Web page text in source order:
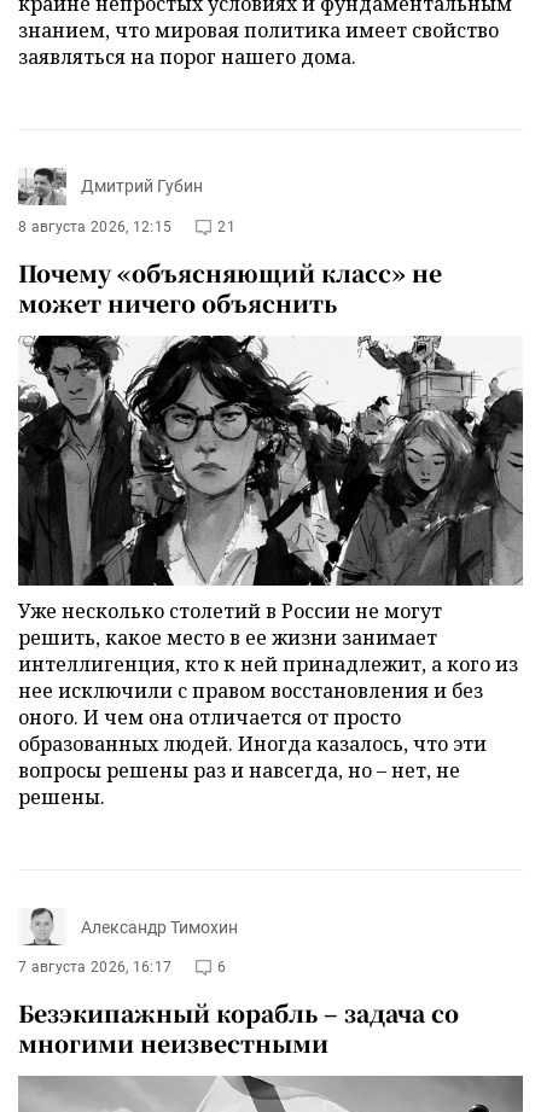
знанием, что мировая политика имеет свойство
заявляться на порог нашего дома.
Дмитрий Губин
8 августа 2026, 12:15 21
Почему «объясняющий класс» не
может ничего объяснить
Уже несколько столетий в России не могут
решить, какое место в ее жизни занимает
интеллигенция, кто к ней принадлежит, а кого из
нее исключили с правом восстановления и без
оного. И чем она отличается от просто
образованных людей. Иногда казалось, что эти
вопросы решены раз и навсегда, но – нет, не
решены.
Александр Тимохин
7 августа 2026, 16:17 6
Безэкипажный корабль – задача со
многими неизвестными